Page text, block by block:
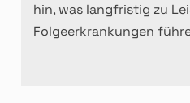
hin, was langfristig zu
Folgeerkrankungen